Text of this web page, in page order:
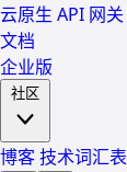
云原生 API 网关
文档
企业版
博客技术词汇表